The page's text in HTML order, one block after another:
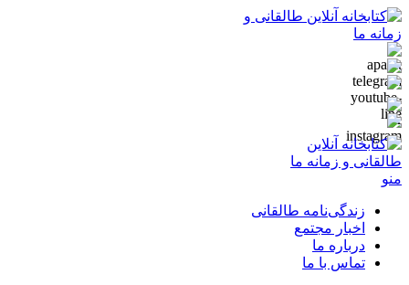
منو
زندگی‌نامه طالقانی
اخبار مجتمع
درباره ما
تماس با ما